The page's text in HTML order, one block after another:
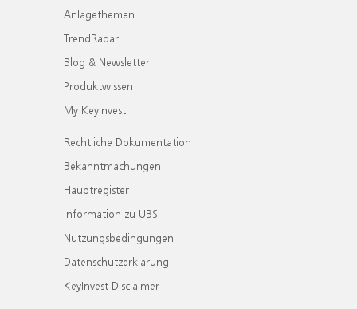
Anlagethemen
TrendRadar
Blog & Newsletter
Produktwissen
My KeyInvest
Rechtliche Dokumentation
Bekanntmachungen
Hauptregister
Information zu UBS
Nutzungsbedingungen
Datenschutzerklärung
KeyInvest Disclaimer